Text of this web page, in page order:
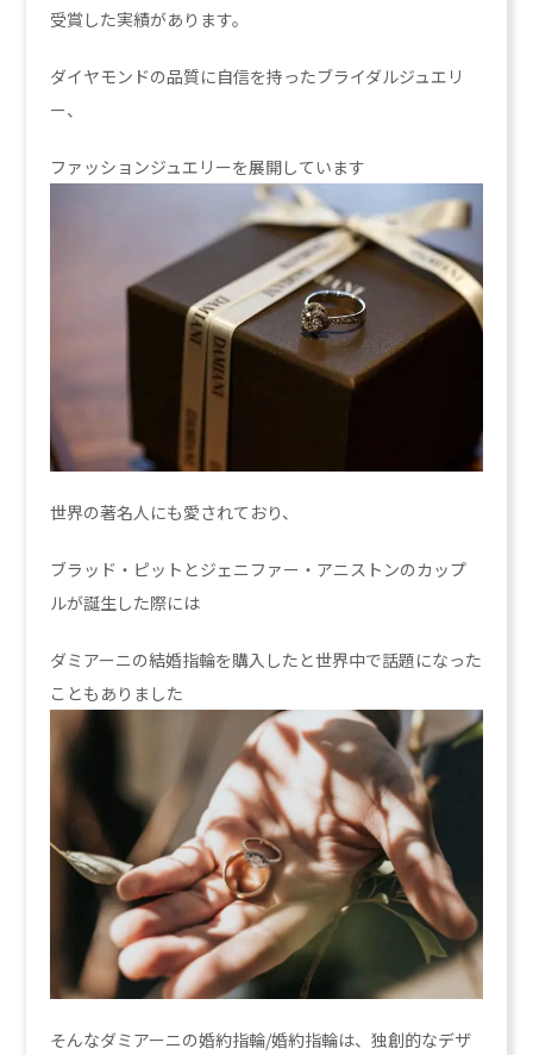
受賞した実績があります。
ダイヤモンドの品質に自信を持ったブライダルジュエリ
ー、
ファッションジュエリーを展開しています
世界の著名人にも愛されており、
ブラッド・ピットとジェニファー・アニストンのカップ
ルが誕生した際には
ダミアーニの結婚指輪を購入したと世界中で話題になった
こともありました
そんなダミアーニの婚約指輪/婚約指輪は、独創的なデザ